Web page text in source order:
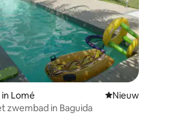
van 4,67 op 5, 12 recensies
Lomé Nieuwe
Nieuw
zwembad in Baguida